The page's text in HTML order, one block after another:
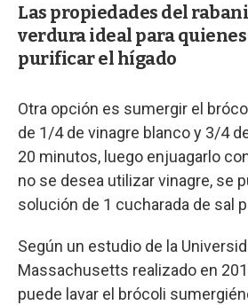
Las propiedades del
verdura ideal para
purificar el hígado
Otra opción es sumergir el
de 1/4 de vinagre blanco y 3/4
20 minutos, luego enjuagarlo
no se desea utilizar vinagre, se
solución de 1 cucharada de sal
Según un estudio de la
Massachusetts realizado en
puede lavar el brócoli